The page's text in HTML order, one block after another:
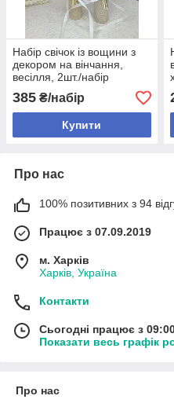
Набір свічок із вощини з
декором на вінчання,
весілля, 2шт./набір
385 ₴/набір
Купити
Про нас
100% позитивних з 94
Працює з 07.09.2019
м. Харків
Харків, Україна
Контакти
Сьогодні працює з
Показати весь графік
Про нас